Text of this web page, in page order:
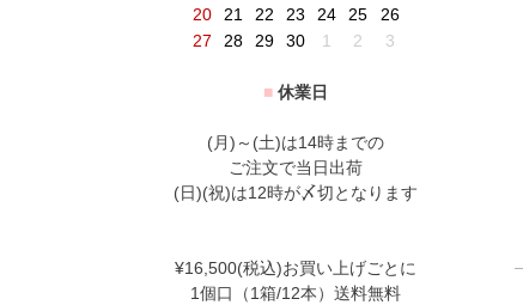
20
21 22 23 24 25
26
27
28 29 30 1 2 3
■ 休業日
(月)～(土)は14時までの
ご注文で当日出荷
(日)(祝)は12時が〆切となります
¥16,500(税込)お買い上げごとに
1個口（1箱/12本）送料無料